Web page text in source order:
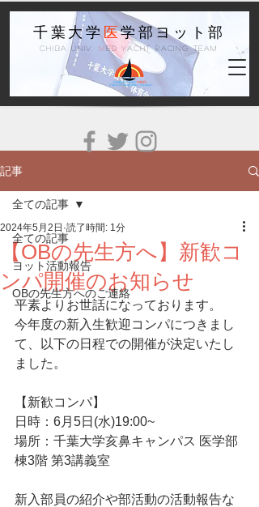
千葉大学 医学部ヨット部
Chiba Univ. M ed Yacht Racing Team
記事
全ての記事
ヨット活動報告
OBの先生方へのご連絡
全ての記事
【OBの先生方へ】新歓コ
ンパ開催のお知らせ
2024年5月2日 読了時間: 1分
平素よりお世話になっております。
今年度の新入生歓迎コンパにつきまし
て、以下の日程での開催が決定いたし
ました。
【新歓コンパ】
日時：6月5日(水)19:00~
場所：千葉大学亥鼻キャンパス 医学部
棟3階 第3講義室
新入部員の紹介や部活動の活動報告な